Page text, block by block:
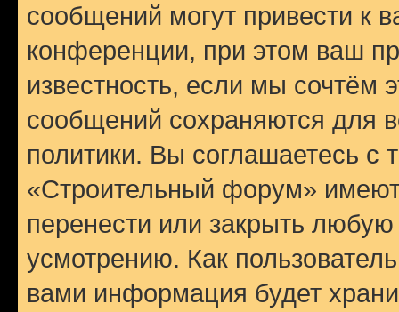
сообщений могут привести к
конференции, при этом ваш
известность, если мы сочтём
сообщений сохраняются для
политики. Вы соглашаетесь
«Строительный форум» имеют
перенести или закрыть
усмотрению. Как
вами информация будет